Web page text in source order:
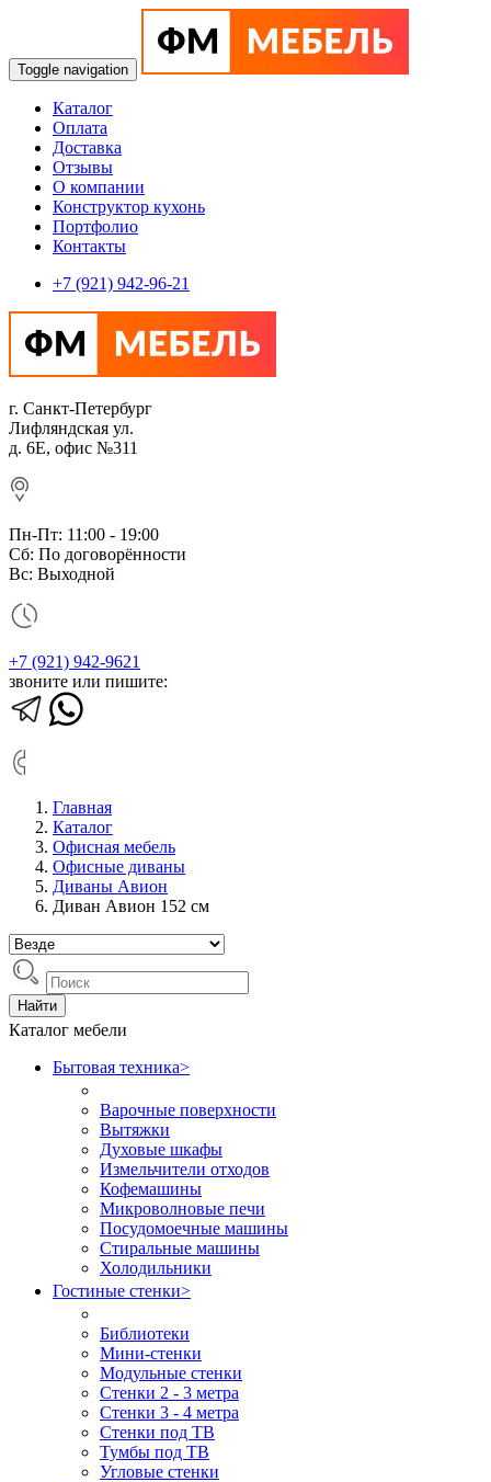
Toggle navigation
Каталог
Оплата
Доставка
Отзывы
О компании
Конструктор кухонь
Портфолио
Контакты
+7 (921) 942-96-21
г. Санкт-Петербург
Лифляндская ул.
д. 6Е, офис №311
Пн-Пт: 11:00 - 19:00
Сб: По договорённости
Вс: Выходной
+7 (921) 942-9621
звоните или пишите:
Главная
Каталог
Офисная мебель
Офисные диваны
Диваны Авион
Диван Авион 152 см
Найти
Каталог мебели
Бытовая техника>
Варочные поверхности
Вытяжки
Духовые шкафы
Измельчители отходов
Кофемашины
Микроволновые печи
Посудомоечные машины
Стиральные машины
Холодильники
Гостиные стенки>
Библиотеки
Мини-стенки
Модульные стенки
Стенки 2 - 3 метра
Стенки 3 - 4 метра
Стенки под ТВ
Тумбы под ТВ
Угловые стенки